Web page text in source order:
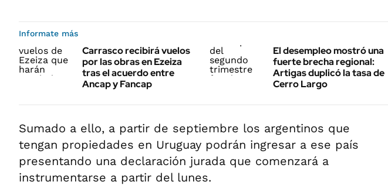
Informate más
Carrasco recibirá vuelos
por las obras en Ezeiza
tras el acuerdo entre
Ancap y Fancap
El desempleo mostró una
fuerte brecha regional:
Artigas duplicó la tasa de
Cerro Largo
Sumado a ello, a partir de septiembre los argentinos que
tengan propiedades en Uruguay podrán ingresar a ese país
presentando una declaración jurada que comenzará a
instrumentarse a partir del lunes.